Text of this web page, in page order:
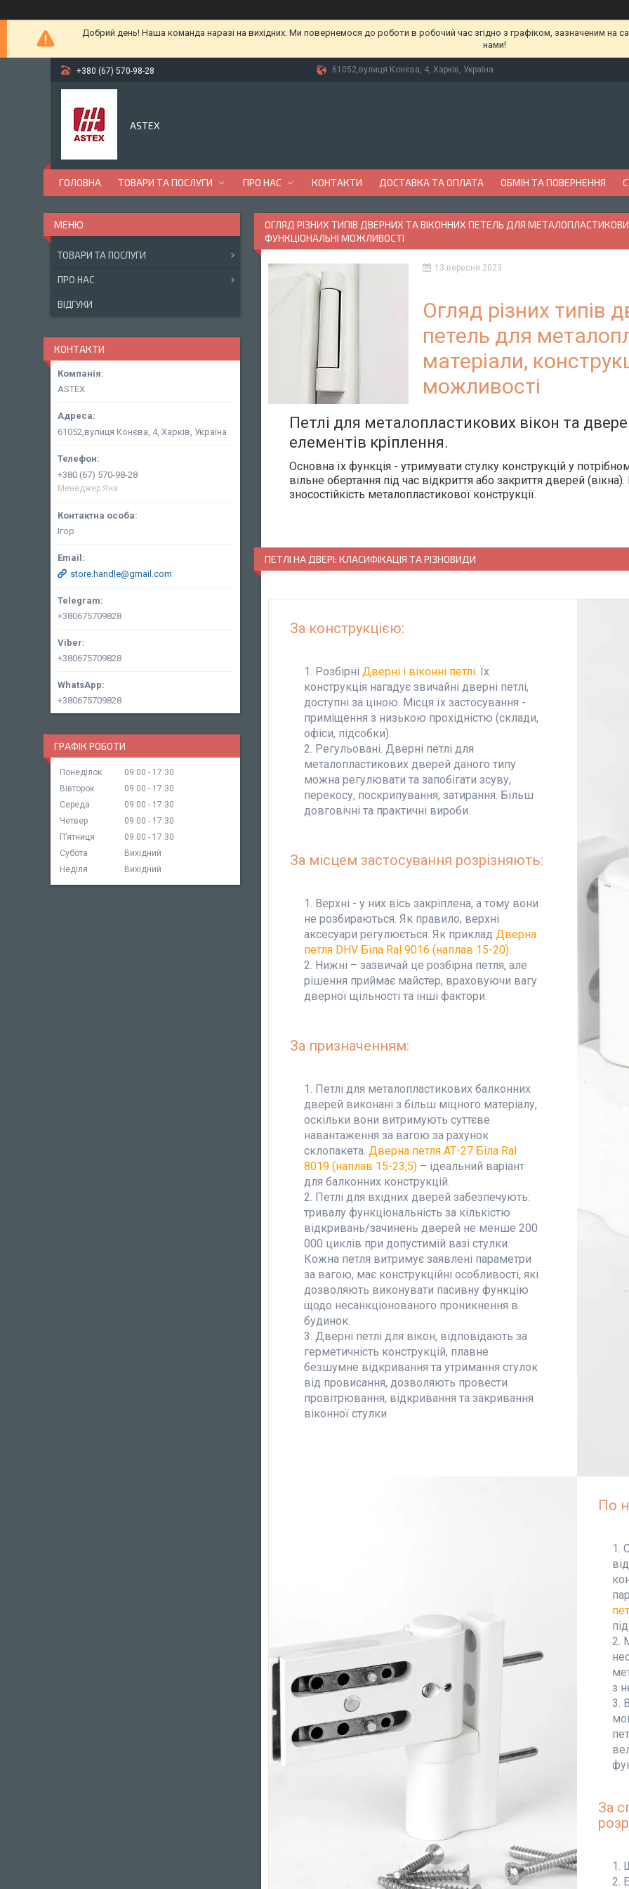
Добрий день! Наша команда наразі на вихідних. Ми повернемося до роботи в робочий час згідно з графіком, зазначеним на
нами!
+380 (67) 570-98-28 61052,вулиця Конєва, 4, Харків, Україна
ASTEX
ГОЛОВНА ТОВАРИ ТА ПОСЛУГИ ПРО НАС КОНТАКТИ ДОСТАВКА ТА ОПЛАТА ОБМІН ТА ПОВЕРНЕННЯ
ОГЛЯД РІЗНИХ ТИПІВ ДВЕРНИХ ТА ВІКОННИХ ПЕТЕЛЬ ДЛЯ
ФУНКЦІОНАЛЬНІ МОЖЛИВОСТІ
13 вересня 2023
Огляд різних типів
петель для
матеріали,
можливості
Петлі для металопластикових вікон та
елементів кріплення.
Основна їх функція - утримувати стулку конструкцій у
вільне обертання під час відкриття або закриття дверей (вікна).
зносостійкість металопластикової конструкції.
ПЕТЛІ НА ДВЕРІ: КЛАСИФІКАЦІЯ ТА РІЗНОВИДИ
За конструкцією:
Розбірні Дверні і віконні петлі. Їх
конструкція нагадує звичайні дверні петлі,
доступні за ціною. Місця їх застосування -
приміщення з низькою прохідністю (склади,
офіси, підсобки).
Регульовані. Дверні петлі для
металопластикових дверей даного типу
можна регулювати та запобігати зсуву,
перекосу, поскрипування, затирання. Більш
довговічні та практичні вироби.
За місцем застосування розрізняють:
Верхні - у них вісь закріплена, а тому вони
не розбираються. Як правило, верхні
аксесуари регулюється. Як приклад Дверна
петля DHV Біла Ral 9016 (наплав 15-20).
Нижні – зазвичай це розбірна петля, але
рішення приймає майстер, враховуючи вагу
дверної щільності та інші фактори.
За призначенням:
Петлі для металопластикових балконних
дверей виконані з більш міцного матеріалу,
оскільки вони витримують суттєве
навантаження за вагою за рахунок
склопакета. Дверна петля АТ-27 Біла Ral
8019 (наплав 15-23,5) – ідеальний варіант
для балконних конструкцій.
Петлі для вхідних дверей забезпечують:
тривалу функціональність за кількістю
відкривань/зачинень дверей не менше 200
000 циклів при допустимій вазі стулки.
Кожна петля витримує заявлені параметри
за вагою, має конструкційні особливості, які
дозволяють виконувати пасивну функцію
щодо несанкціонованого проникнення в
будинок.
Дверні петлі для вікон, відповідають за
герметичність конструкцій, плавне
безшумне відкривання та утримання стулок
від провисання, дозволяють провести
провітрювання, відкривання та закривання
віконної стулки
По
з
За
ТОВАРИ ТА ПОСЛУГИ
ПРО НАС
ВІДГУКИ
КОНТАКТИ
ASTEX
61052,вулиця Конєва, 4, Харків, Україна
+380 (67) 570-98-28
Менеджер Яна
Ігор
store.handle@gmail.com
+380675709828
+380675709828
+380675709828
ГРАФІК РОБОТИ
Понеділок 09:00
17:30
Вівторок
09:00
17:30
Середа
09:00
17:30
Четвер
09:00
17:30
Пʼятниця
09:00
17:30
Субота
Вихідний
Неділя
Вихідний